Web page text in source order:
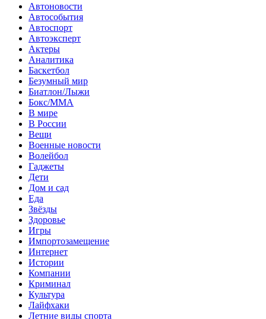
Автоновости
Автособытия
Автоспорт
Автоэксперт
Актеры
Аналитика
Баскетбол
Безумный мир
Биатлон/Лыжи
Бокс/MMA
В мире
В России
Вещи
Военные новости
Волейбол
Гаджеты
Дети
Дом и сад
Еда
Звёзды
Здоровье
Игры
Импортозамещение
Интернет
Истории
Компании
Криминал
Культура
Лайфхаки
Летние виды спорта